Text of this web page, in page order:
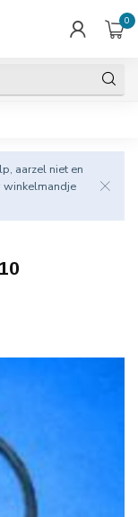
0
aarzel niet en
winkelmandje